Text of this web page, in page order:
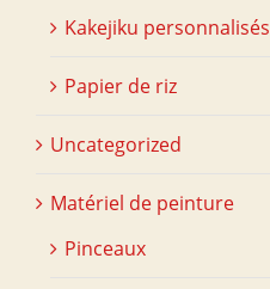
Kakejiku personnalisés
Papier de riz
Uncategorized
Matériel de peinture
Pinceaux